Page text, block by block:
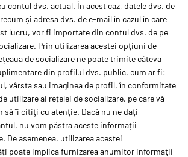
contul dvs. actual. În acest caz, datele dvs. de
și adresa dvs. de e-mail în cazul în care
lucru, vor fi importate din contul dvs. de pe
Prin utilizarea acestei opțiuni de
de socializare ne poate trimite câteva
din profilul dvs. public, cum ar fi:
vârsta sau imaginea de profil, în conformitate
utilizare ai rețelei de socializare, pe care vă
să îi citiți cu atenție. Dacă nu ne dați
nu vom păstra aceste informații
De asemenea, utilizarea acestei
poate implica furnizarea anumitor informații